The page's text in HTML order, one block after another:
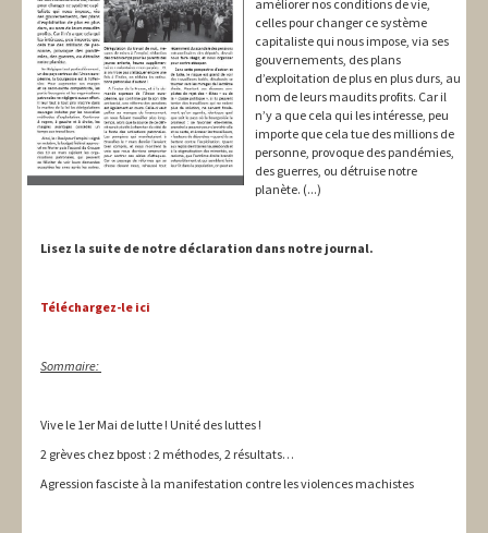
améliorer nos conditions de vie,
celles pour changer ce système
capitaliste qui nous impose, via ses
gouvernements, des plans
d’exploitation de plus en plus durs, au
nom de leurs maudits profits. Car il
n’y a que cela qui les intéresse, peu
importe que cela tue des millions de
personne, provoque des pandémies,
des guerres, ou détruise notre
planète. (...)
Lisez la suite de notre déclaration dans notre journal.
Téléchargez-le ici
Sommaire:
Vive le 1er Mai de lutte ! Unité des luttes !
2 grèves chez bpost : 2 méthodes, 2 résultats…
Agression fasciste à la manifestation contre les violences machistes